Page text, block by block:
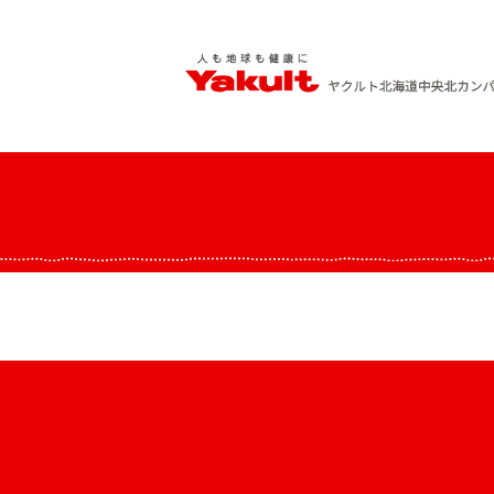
content
ヤクルト北海道中央 北カンパニー
人も地球も健康に